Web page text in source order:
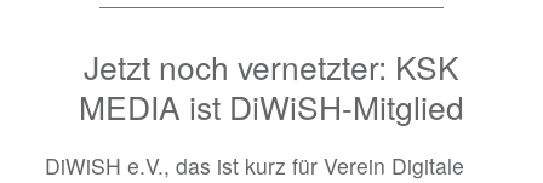
Jetzt noch vernetzter: KSK
MEDIA ist DiWiSH-Mitglied
DiWiSH e.V., das ist kurz für Verein Digitale